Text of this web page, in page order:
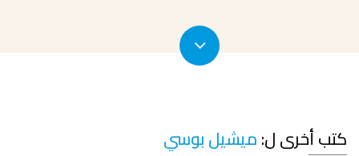
كتب أخرى ل:ميشيل بوسي